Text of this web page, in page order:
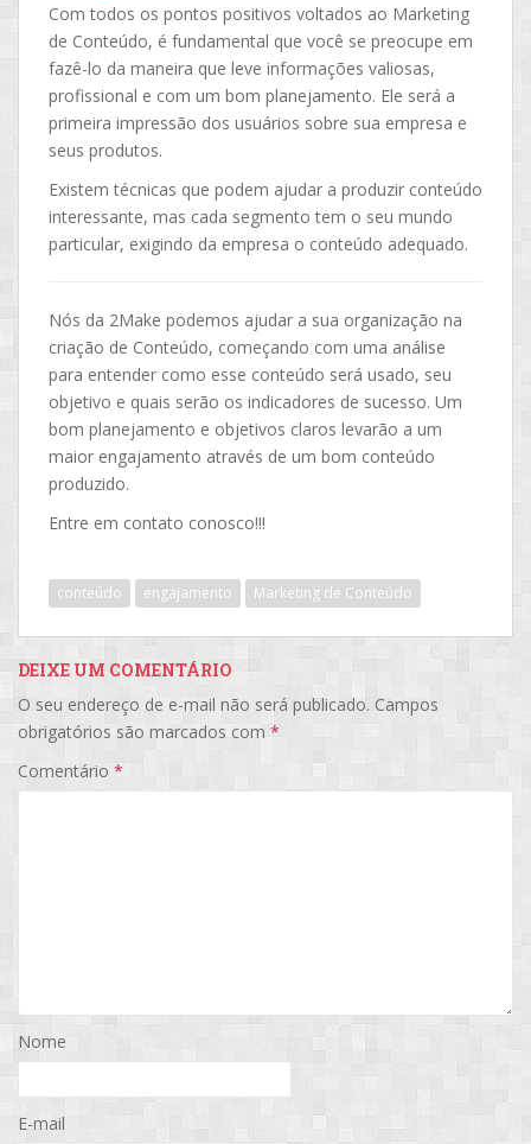
Com todos os pontos positivos voltados ao Marketing
de Conteúdo, é fundamental que você se preocupe em
fazê-lo da maneira que leve informações valiosas,
profissional e com um bom planejamento. Ele será a
primeira impressão dos usuários sobre sua empresa e
seus produtos.
Existem técnicas que podem ajudar a produzir conteúdo
interessante, mas cada segmento tem o seu mundo
particular, exigindo da empresa o conteúdo adequado.
Nós da 2Make podemos ajudar a sua organização na
criação de Conteúdo, começando com uma análise
para entender como esse conteúdo será usado, seu
objetivo e quais serão os indicadores de sucesso. Um
bom planejamento e objetivos claros levarão a um
maior engajamento através de um bom conteúdo
produzido.
Entre em contato conosco!!!
conteúdo engajamento Marketing de Conteúdo
DEIXE UM COMENTÁRIO
O seu endereço de e-mail não será publicado. Campos
obrigatórios são marcados com *
Comentário *
Nome
E-mail